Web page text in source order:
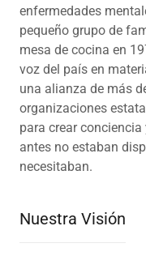
enfermedades
pequeño grupo de
mesa de cocina en
voz del país en
una alianza de más
organizaciones
para crear
antes no estaban
necesitaban.
Nuestra Visión